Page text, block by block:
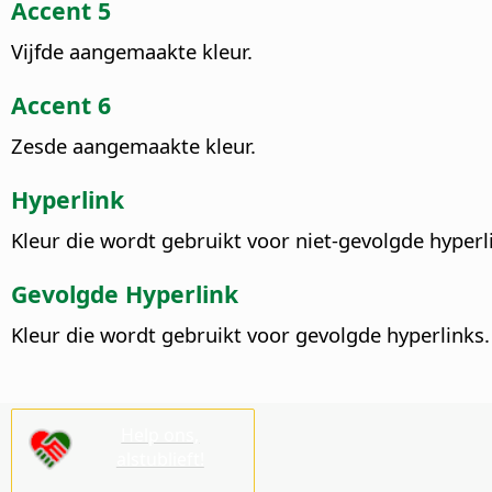
Accent 5
Vijfde aangemaakte kleur.
Accent 6
Zesde aangemaakte kleur.
Hyperlink
Kleur die wordt gebruikt voor niet-gevolgde
Gevolgde Hyperlink
Kleur die wordt gebruikt voor gevolgde hyperlinks.